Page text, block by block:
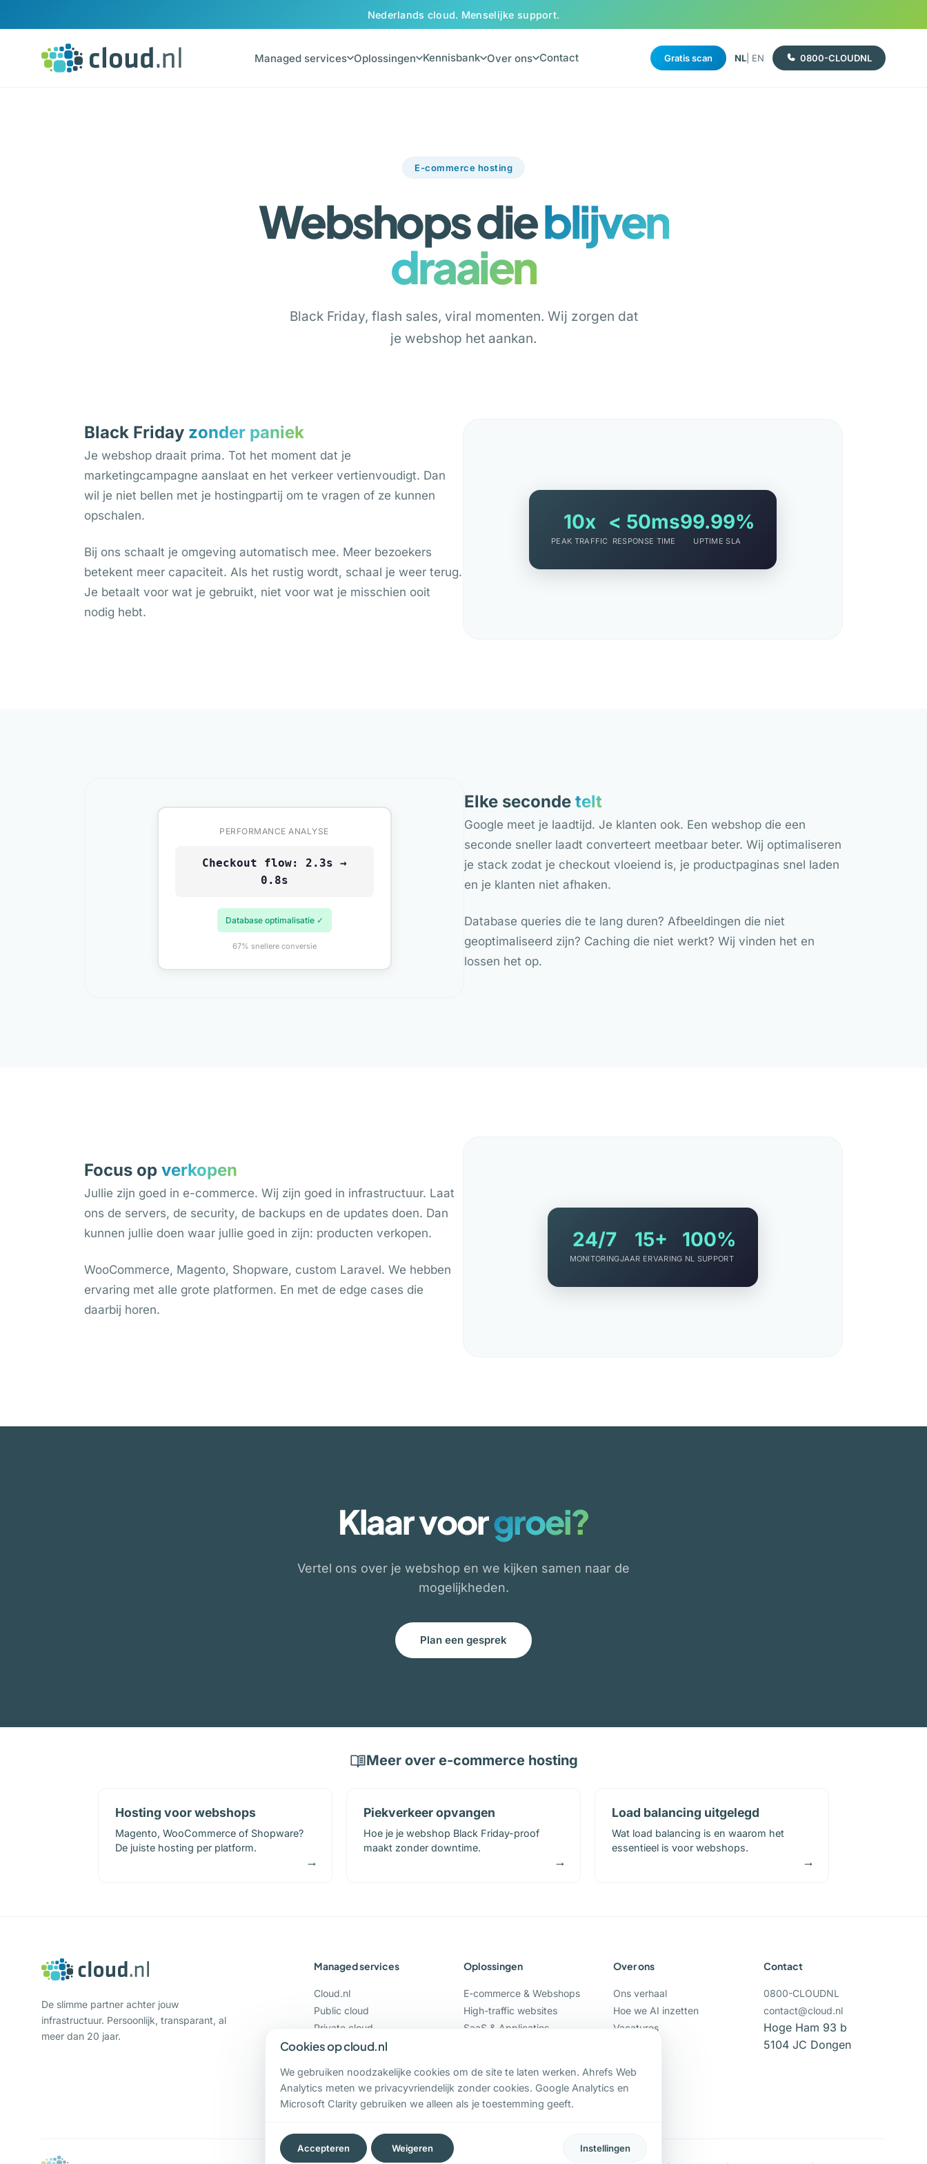
Nederlands cloud. Menselijke support.
Managed services Oplossingen Kennisbank Over ons Contact Gratis scan NL| EN 0800-CLOUDNL
E-commerce hosting
Webshops dieblijven
draaien
Black Friday, flash sales, viral momenten. Wij zorgen dat
je webshop het aankan.
Black Friday zonder paniek
Je webshop draait prima. Tot het moment dat je
marketingcampagne aanslaat en het verkeer vertienvoudigt. Dan
wil je niet bellen met je hostingpartij om te vragen of ze kunnen
opschalen.
Bij ons schaalt je omgeving automatisch mee. Meer bezoekers
betekent meer capaciteit. Als het rustig wordt, schaal je weer terug.
Je betaalt voor wat je gebruikt, niet voor wat je misschien ooit
nodig hebt.
10x
PEAK TRAFFIC
< 50ms
RESPONSE TIME
99.99%
UPTIME SLA
Elke seconde telt
Google meet je laadtijd. Je klanten ook. Een webshop die een
seconde sneller laadt converteert meetbaar beter. Wij optimaliseren
je stack zodat je checkout vloeiend is, je productpaginas snel laden
en je klanten niet afhaken.
Database queries die te lang duren? Afbeeldingen die niet
geoptimaliseerd zijn? Caching die niet werkt? Wij vinden het en
lossen het op.
PERFORMANCE ANALYSE
Checkout flow: 2.3s →
0.8s
Database optimalisatie ✓
67% snellere conversie
Focus op verkopen
Jullie zijn goed in e-commerce. Wij zijn goed in infrastructuur. Laat
ons de servers, de security, de backups en de updates doen. Dan
kunnen jullie doen waar jullie goed in zijn: producten verkopen.
WooCommerce, Magento, Shopware, custom Laravel. We hebben
ervaring met alle grote platformen. En met de edge cases die
daarbij horen.
24/7
MONITORING
15+
JAAR ERVARING
100%
NL SUPPORT
Klaar voorgroei?
Vertel ons over je webshop en we kijken samen naar de
mogelijkheden.
Plan een gesprek
Meer over e-commerce hosting
Hosting voor webshops
Magento, WooCommerce of Shopware?
De juiste hosting per platform.
→
Piekverkeer opvangen
Hoe je je webshop Black Friday-proof
maakt zonder downtime.
→
Load balancing uitgelegd
Wat load balancing is en waarom het
essentieel is voor webshops.
→
De slimme partner achter jouw
infrastructuur. Persoonlijk, transparant, al
meer dan 20 jaar.
Managed services
Cloud.nl
Public cloud
Private cloud
Hybride cloud
Oplossingen
E-commerce & Webshops
High-traffic websites
SaaS & Applicaties
Compliance & Data
Digitale soevereiniteit
Over ons
Ons verhaal
Hoe we AI inzetten
Vacatures
Contact
0800-CLOUDNL
contact@cloud.nl
Hoge Ham 93 b
5104 JC Dongen
Cookies op cloud.nl
We gebruiken noodzakelijke cookies om de site te laten werken. Ahrefs Web
Analytics meten we privacyvriendelijk zonder cookies. Google Analytics en
Microsoft Clarity gebruiken we alleen als je toestemming geeft.
Accepteren Weigeren Instellingen